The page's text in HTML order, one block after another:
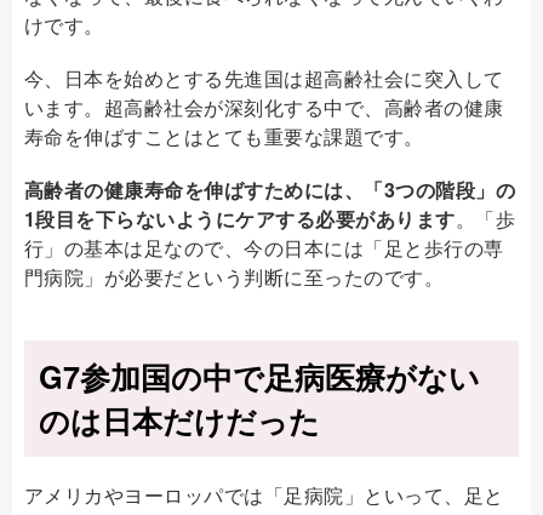
けです。
今、日本を始めとする先進国は超高齢社会に突入して
います。超高齢社会が深刻化する中で、高齢者の健康
寿命を伸ばすことはとても重要な課題です。
高齢者の健康寿命を伸ばすためには、「3つの階段」の
1段目を下らないようにケアする必要があります。「歩
行」の基本は足なので、今の日本には「足と歩行の専
門病院」が必要だという判断に至ったのです。
G7参加国の中で足病医療がない
のは日本だけだった
アメリカやヨーロッパでは「足病院」といって、足と